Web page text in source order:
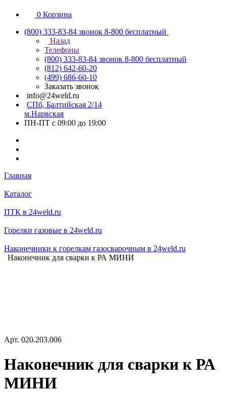
0 Корзина
(800) 333-83-84 звонок 8-800 бесплатный
Назад
Телефоны
(800) 333-83-84 звонок 8-800 бесплатный
(812) 642-60-20
(499) 686-60-10
Заказать звонок
info@24weld.ru
СПб, Балтийская 2/14
м.Нарвская
ПН-ПТ с 09:00 до 19:00
Главная
Каталог
ПТК в 24weld.ru
Горелки газовые в 24weld.ru
Наконечники к горелкам газосварочным в 24weld.ru
Наконечник для сварки к РА МИНИ
Арт. 020.203.006
Наконечник для сварки к РА
МИНИ